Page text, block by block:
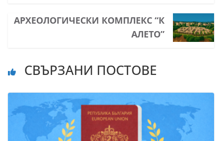
АРХЕОЛОГИЧЕСКИ КОМПЛЕКС “К
АЛЕТО”
СВЪРЗАНИ ПОСТОВЕ